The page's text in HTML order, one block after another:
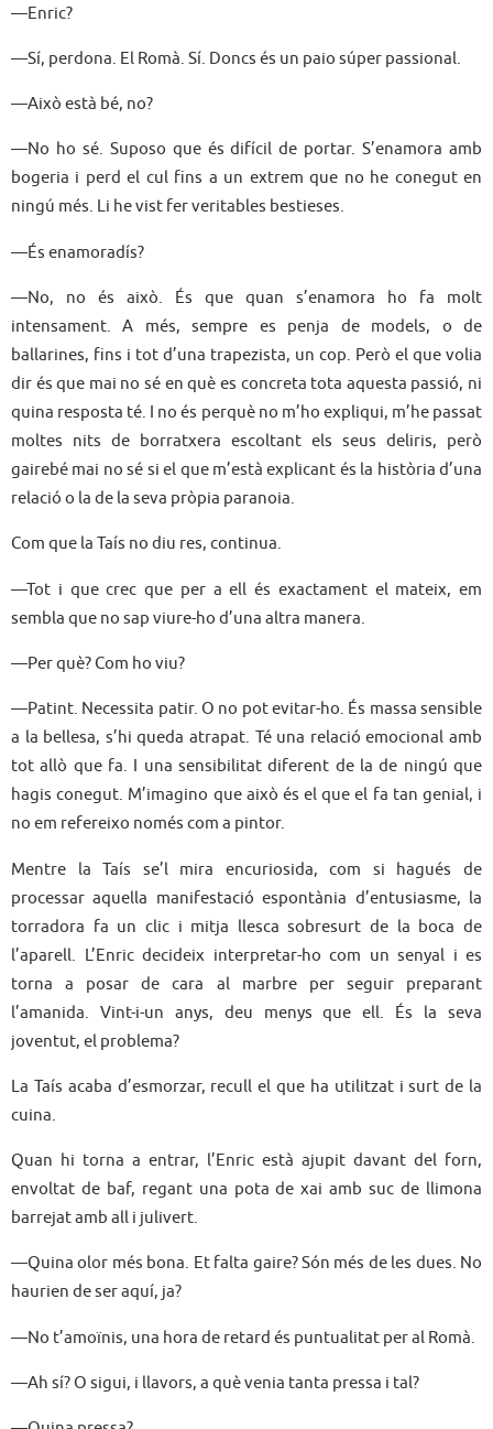
—Enric?
—Sí, perdona. El Romà. Sí. Doncs és un paio súper passional.
—Això està bé, no?
—No ho sé. Suposo que és difícil de portar. S’enamora amb
bogeria i perd el cul fins a un extrem que no he conegut en
ningú més. Li he vist fer veritables bestieses.
—És enamoradís?
—No, no és això. És que quan s’enamora ho fa molt
intensament. A més, sempre es penja de models, o de
ballarines, fins i tot d’una trapezista, un cop. Però el que volia
dir és que mai no sé en què es concreta tota aquesta passió, ni
quina resposta té. I no és perquè no m’ho expliqui, m’he passat
moltes nits de borratxera escoltant els seus deliris, però
gairebé mai no sé si el que m’està explicant és la història d’una
relació o la de la seva pròpia paranoia.
Com que la Taís no diu res, continua.
—Tot i que crec que per a ell és exactament el mateix, em
sembla que no sap viure-ho d’una altra manera.
—Per què? Com ho viu?
—Patint. Necessita patir. O no pot evitar-ho. És massa sensible
a la bellesa, s’hi queda atrapat. Té una relació emocional amb
tot allò que fa. I una sensibilitat diferent de la de ningú que
hagis conegut. M’imagino que això és el que el fa tan genial, i
no em refereixo només com a pintor.
Mentre la Taís se’l mira encuriosida, com si hagués de
processar aquella manifestació espontània d’entusiasme, la
torradora fa un clic i mitja llesca sobresurt de la boca de
l’aparell. L’Enric decideix interpretar-ho com un senyal i es
torna a posar de cara al marbre per seguir preparant
l’amanida. Vint-i-un anys, deu menys que ell. És la seva
joventut, el problema?
La Taís acaba d’esmorzar, recull el que ha utilitzat i surt de la
cuina.
Quan hi torna a entrar, l’Enric està ajupit davant del forn,
envoltat de baf, regant una pota de xai amb suc de llimona
barrejat amb all i julivert.
—Quina olor més bona. Et falta gaire? Són més de les dues. No
haurien de ser aquí, ja?
—No t’amoïnis, una hora de retard és puntualitat per al Romà.
—Ah sí? O sigui, i llavors, a què venia tanta pressa i tal?